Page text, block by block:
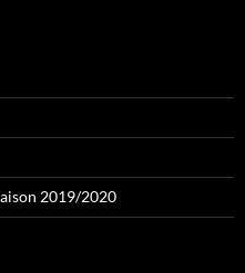
2019/2020